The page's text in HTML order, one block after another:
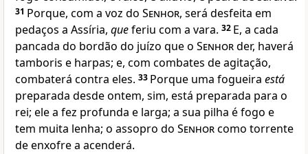
31 Porque, com a voz do Senhor, será desfeita em
pedaços a Assíria, queferiu com a vara. 32 E, a cada
pancada do bordão do juízo que o Senhorder, haverá
tamboris e harpas; e, com combates de agitação,
combaterá contra eles. 33 Porque uma fogueira está
preparada desde ontem, sim, está preparada para o
rei; ele a fez profunda e larga; a sua pilha é fogo e
tem muita lenha; o assopro do Senhorcomo torrente
de enxofre a acenderá.